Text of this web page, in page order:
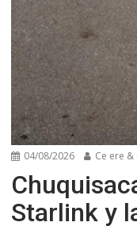
04/08/2026 Ce ere &
Starlink y